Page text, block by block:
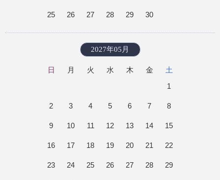
25 26 27 28 29 30
2027年05月
日 月 火 水 木 金
土
1
2 3 4 5 6 7 8
9 10 11 12 13 14 15
16 17 18 19 20 21 22
23 24 25 26 27 28 29